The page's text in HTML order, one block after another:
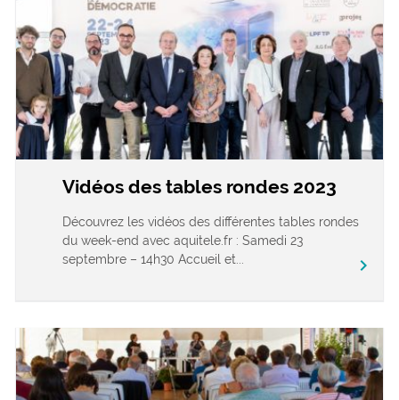
Vidéos des tables rondes 2023
Découvrez les vidéos des différentes tables rondes
du week-end avec aquitele.fr : Samedi 23
septembre – 14h30 Accueil et...
chevron_right